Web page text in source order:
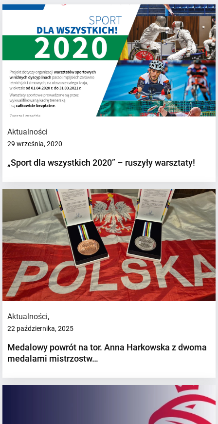
Aktualności
29 września, 2020
„Sport dla wszystkich 2020” – ruszyły warsztaty!
Aktualności,
22 października, 2025
Medalowy powrót na tor. Anna Harkowska z dwoma
medalami mistrzostw…